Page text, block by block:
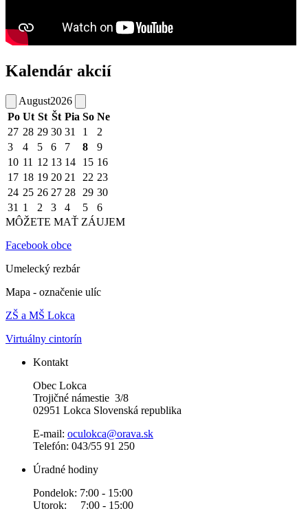
Kalendár akcií
August2026
Po Ut St Št Pia So Ne
27 28 29 30 31 1
2
3
4 5 6 7 8
9
10 11 12 13 14 15 16
17 18 19 20 21 22 23
24 25 26 27 28 29 30
31 1 2 3 4 5
6
MÔŽETE MAŤ ZÁUJEM
Facebook obce
Umelecký rezbár
Mapa - označenie ulíc
ZŠ a MŠ Lokca
Virtuálny cintorín
Kontakt
Obec Lokca
Trojičné námestie 3/8
02951 Lokca Slovenská republika
E-mail: oculokca@orava.sk
Telefón: 043/55 91 250
Úradné hodiny
Pondelok: 7:00 - 15:00
Utorok: 7:00 - 15:00